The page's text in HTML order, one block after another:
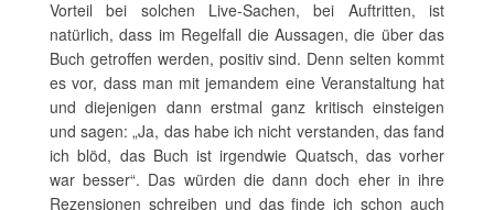
Vorteil bei solchen Live-Sachen, bei Auftritten, ist
natürlich, dass im Regelfall die Aussagen, die über das
Buch getroffen werden, positiv sind. Denn selten kommt
es vor, dass man mit jemandem eine Veranstaltung hat
und diejenigen dann erstmal ganz kritisch einsteigen
und sagen: „Ja, das habe ich nicht verstanden, das fand
ich blöd, das Buch ist irgendwie Quatsch, das vorher
war besser“. Das würden die dann doch eher in ihre
Rezensionen schreiben und das finde ich schon auch